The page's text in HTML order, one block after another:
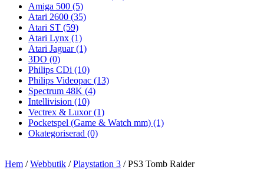
Amiga 500 (5)
Atari 2600 (35)
Atari ST (59)
Atari Lynx (1)
Atari Jaguar(1)
3DO (0)
Philips CDi (10)
Philips Videopac (13)
Spectrum 48K (4)
Intellivision (10)
Vectrex & Luxor(1)
Pocketspel (Game & Watch mm) (1)
Okategoriserad (0)
Hem /Webbutik /Playstation 3 / PS3 Tomb Raider